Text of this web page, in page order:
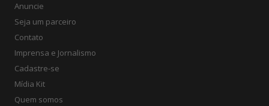
Anuncie
Seja um parceiro
Contato
Imprensa e Jornalismo
Cadastre-se
Mídia Kit
Quem somos